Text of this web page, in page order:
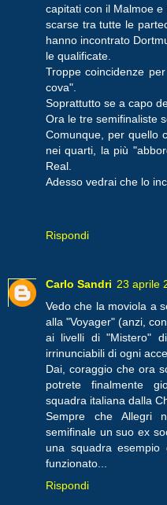
capitati con il Malmoe
scarse tra tutte le
hanno incontrato
le qualificate.
Troppe coincidenze
cova".
Soprattutto se a capo
Ora le tre semifinaliste
Comunque, per quello
nei quarti, la più
Real.
Adesso vedrai che lo
Rispondi
Carlo Sandri 23 aprile
Vedo che la moviola a
alla "Voyager" (anzi,
ai livelli di "Mistero"
irrinunciabili di ogni
Dai, coraggio che ora
potrete finalmente
squadra italiana dalla
Sempre che Allegri
semifinale un suo ex
una squadra
funzionato...
Rispondi